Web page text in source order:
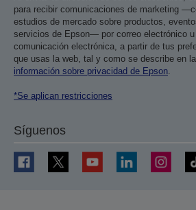
para recibir comunicaciones de marketing
estudios de mercado sobre productos,
servicios de Epson— por correo electrónico
comunicación electrónica, a partir de tus
que usas la web, tal y como se describe en la
información sobre privacidad de Epson
*Se aplican restricciones
Síguenos